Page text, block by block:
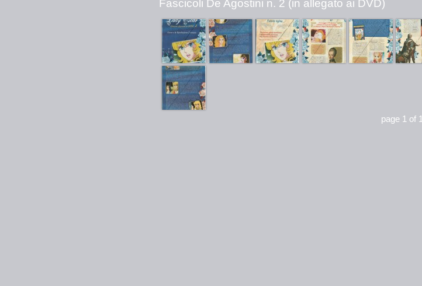
Fascicoli De Agostini n. 2 (in allegato ai DVD)
page 1 of 1